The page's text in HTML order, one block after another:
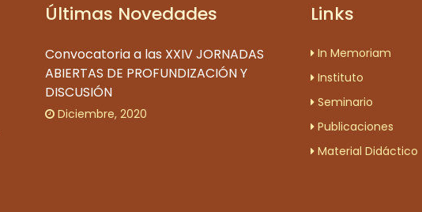
Últimas Novedades
Convocatoria a las XXIV JORNADAS
ABIERTAS DE PROFUNDIZACIÓN Y
DISCUSIÓN
Diciembre, 2020
Links
In Memoriam
Instituto
Seminario
Publicaciones
Material Didáctico